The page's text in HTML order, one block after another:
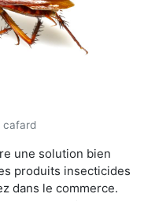
cafard
une solution bien
produits insecticides
dans le commerce.